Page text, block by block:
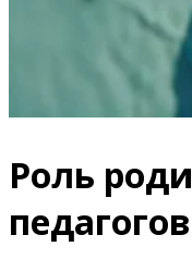
Роль
педагогов